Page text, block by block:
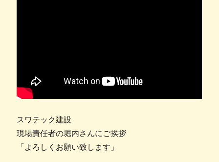
スワテック建設
現場責任者の堀内さんにご挨拶
「よろしくお願い致します」